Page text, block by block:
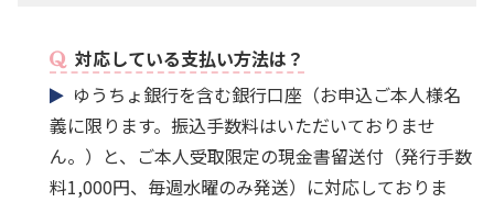
対応している支払い方法は？
ゆうちょ銀行を含む銀行口座（お申込ご本人様名
義に限ります。振込手数料はいただいておりませ
ん。）と、ご本人受取限定の現金書留送付（発行手数
料1,000円、毎週水曜のみ発送）に対応しておりま